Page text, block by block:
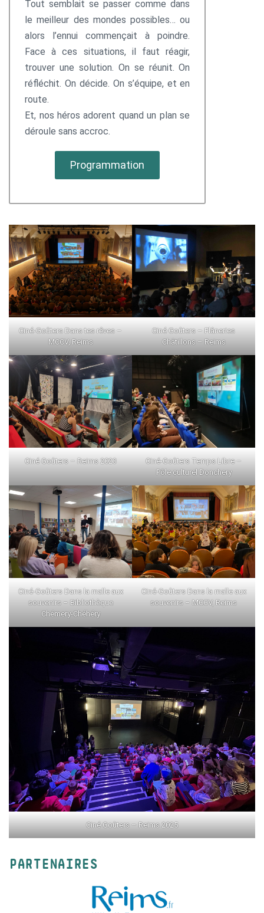
Tout semblait se passer comme dans
le meilleur des mondes possibles… ou
alors l’ennui commençait à poindre.
Face à ces situations, il faut réagir,
trouver une solution. On se réunit. On
réfléchit. On décide. On s’équipe, et en
route.
Et, nos héros adorent quand un plan se
déroule sans accroc.
Programmation
Ciné-Goûters Dans tes rêves –
MCCV, Reims
Ciné Goûters – Flâneries
Châtillons – Reims
Ciné Goûters – Reims 2023
Ciné-Goûters Temps Libre –
Pôle culturel Donchery
Ciné-Goûters Dans la malle aux
souvenirs – Bibliothèque
Chémery-Chéhéry
Ciné-Goûters Dans la malle aux
souvenirs – MCCV, Reims
Ciné Goûters – Reims 2025
PARTENAIRES